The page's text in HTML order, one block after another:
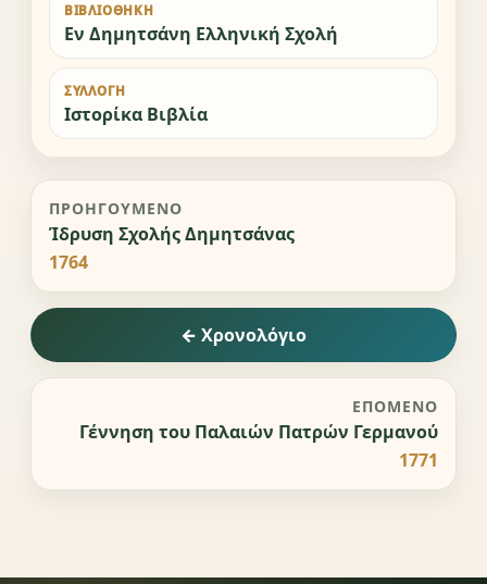
ΒΙΒΛΙΟΘΉΚΗ
Εν Δημητσάνη Ελληνική Σχολή
ΣΥΛΛΟΓΉ
Ιστορίκα Βιβλία
ΠΡΟΗΓΟΎΜΕΝΟ
Ίδρυση Σχολής Δημητσάνας
1764
← Χρονολόγιο
ΕΠΌΜΕΝΟ
Γέννηση του Παλαιών Πατρών Γερμανού
1771